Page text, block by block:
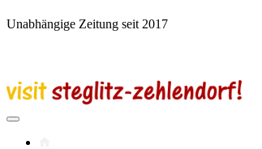
Unabhängige Zeitung seit 2017